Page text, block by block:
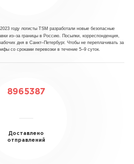
году логисты TSM разработали новые безопасные
из–за границы в Россию. Посылки, корреспонденция,
дня в Санкт–Петербург. Чтобы не переплачивать за
со сроками перевозки в течение 5–9 суток.
8965387
Доставлено
отправлений